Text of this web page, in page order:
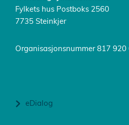
Fylkets hus Postboks 2560
7735 Steinkjer
Organisasjonsnummer 817 920
eDialog